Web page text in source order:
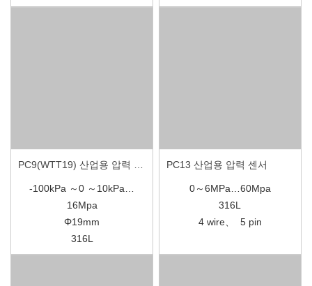
Hastelloy C
-100kPa ～0 ～10kPa…
16Mpa
Φ19mm
316L
PC13 산업용 압력 센서
0～6MPa…60Mpa
316L
4 wire、 5 pin